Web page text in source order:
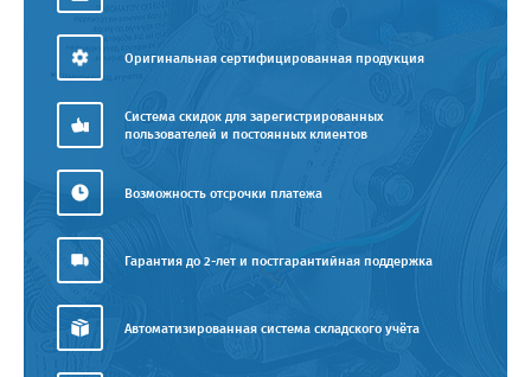
Оригинальная сертифицированная продукция
Система скидок для зарегистрированных
пользователей и постоянных клиентов
Возможность отсрочки платежа
Гарантия до 2-лет и постгарантийная поддержка
Автоматизированная система складского учёта